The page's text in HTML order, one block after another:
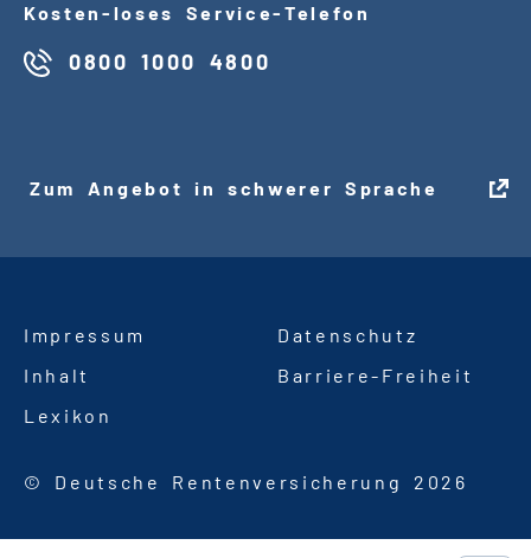
Kosten - loses Service-Telefon
0800 1000 4800
Zum Angebot in schwerer Sprache
Impressum
Datenschutz
Inhalt
Barriere- Freiheit
Lexikon
© Deutsche Rentenversicherung 2026